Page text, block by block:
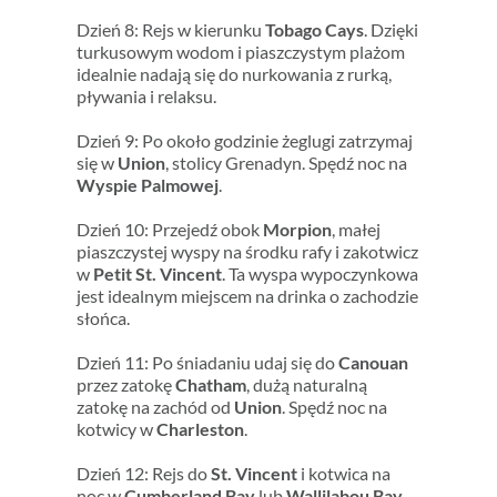
Dzień 8: Rejs w kierunku Tobago Cays. Dzięki
turkusowym wodom i piaszczystym plażom
idealnie nadają się do nurkowania z rurką,
pływania i relaksu.
Dzień 9: Po około godzinie żeglugi zatrzymaj
się w Union, stolicy Grenadyn. Spędź noc na
Wyspie Palmowej.
Dzień 10: Przejedź obok Morpion, małej
piaszczystej wyspy na środku rafy i zakotwicz
w Petit St. Vincent. Ta wyspa wypoczynkowa
jest idealnym miejscem na drinka o zachodzie
słońca.
Dzień 11: Po śniadaniu udaj się doCanouan
przez zatokęChatham, dużą naturalną
zatokę na zachód od Union. Spędź noc na
kotwicy wCharleston.
Dzień 12: Rejs doSt. Vincenti kotwica na